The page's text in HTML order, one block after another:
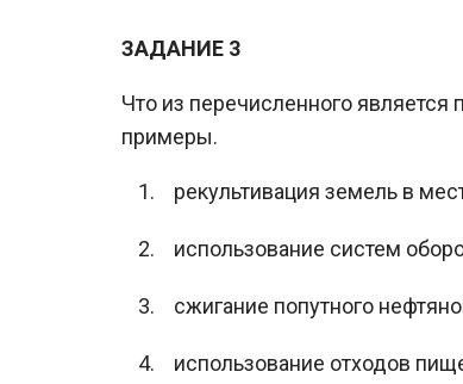
ЗАДАНИЕ 3
Что из перечисленного
примеры.
рекультивация земель в
использование систем
сжигание попутного
использование отходов